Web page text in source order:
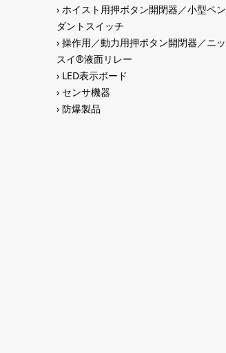
ホイスト用押ボタン開閉器／小型ペン
ダントスイッチ
操作用／動力用押ボタン開閉器／ニッ
スイ®液面リレー
LED表示ボード
センサ機器
防爆製品